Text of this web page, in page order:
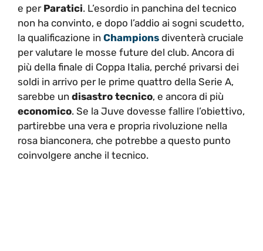
e per Paratici. L’esordio in panchina del tecnico
non ha convinto, e dopo l’addio ai sogni scudetto,
la qualificazione in Champions diventerà cruciale
per valutare le mosse future del club. Ancora di
più della finale di Coppa Italia, perché privarsi dei
soldi in arrivo per le prime quattro della Serie A,
sarebbe un disastro tecnico, e ancora di più
economico. Se la Juve dovesse fallire l’obiettivo,
partirebbe una vera e propria rivoluzione nella
rosa bianconera, che potrebbe a questo punto
coinvolgere anche il tecnico.